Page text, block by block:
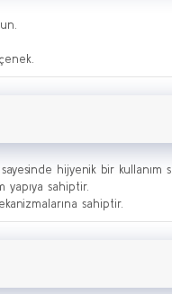
hijyenik bir kullanım
yapıya sahiptir.
sahiptir.